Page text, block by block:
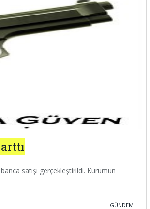
satışı gerçekleştirildi. Kurumun
GÜNDEM